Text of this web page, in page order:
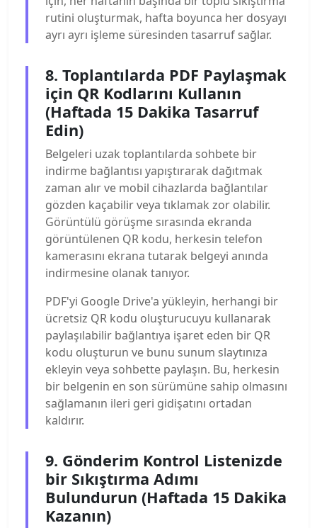
rutini oluşturmak, hafta boyunca her dosyayı
ayrı ayrı işleme süresinden tasarruf sağlar.
8. Toplantılarda PDF Paylaşmak
için QR Kodlarını Kullanın
(Haftada 15 Dakika Tasarruf
Edin)
Belgeleri uzak toplantılarda sohbete bir
indirme bağlantısı yapıştırarak dağıtmak
zaman alır ve mobil cihazlarda bağlantılar
gözden kaçabilir veya tıklamak zor olabilir.
Görüntülü görüşme sırasında ekranda
görüntülenen QR kodu, herkesin telefon
kamerasını ekrana tutarak belgeyi anında
indirmesine olanak tanıyor.
PDF'yi Google Drive'a yükleyin, herhangi bir
ücretsiz QR kodu oluşturucuyu kullanarak
paylaşılabilir bağlantıya işaret eden bir QR
kodu oluşturun ve bunu sunum slaytınıza
ekleyin veya sohbette paylaşın. Bu, herkesin
bir belgenin en son sürümüne sahip olmasını
sağlamanın ileri geri gidişatını ortadan
kaldırır.
9. Gönderim Kontrol Listenizde
bir Sıkıştırma Adımı
Bulundurun (Haftada 15 Dakika
Kazanın)